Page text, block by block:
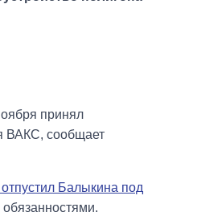
принял
ВАКС, сообщает
Балыкина под
обязанностями.